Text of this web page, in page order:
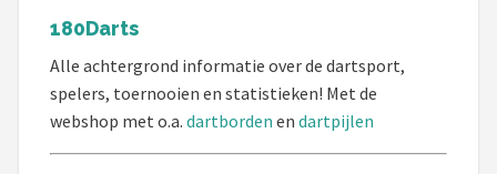
Fietsroutes
Kinderfietsen
180Darts
Alle achtergrond informatie over de dartsport,
spelers, toernooien en statistieken! Met de
webshop met o.a. dartborden en dartpijlen